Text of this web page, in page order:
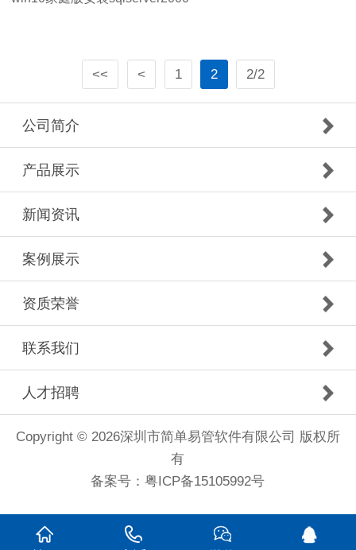
<< < 1 2 2/2
公司简介
产品展示
新闻资讯
案例展示
资质荣誉
联系我们
人才招聘
Copyright © 2026深圳市简单易管软件有限公司 版权所
有
备案号：粤ICP备15105992号